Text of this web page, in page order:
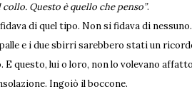
Questo è quello che penso”.
di quel tipo. Non si fidava di nessuno.
e i due sbirri sarebbero stati un
questo, lui o loro, non lo volevano
Ingoiò il boccone.